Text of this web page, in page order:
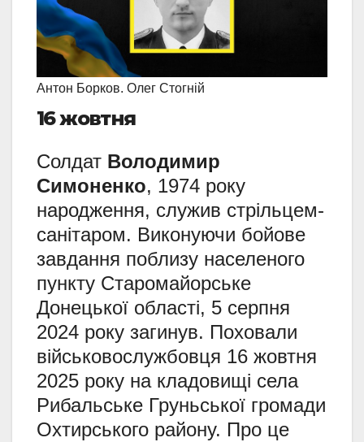
Антон Борков. Олег Стогній
16 жовтня
Солдат Володимир
Симоненко, 1974 року
народження, служив стрільцем-
санітаром. Виконуючи бойове
завдання поблизу населеного
пункту Старомайорське
Донецької області, 5 серпня
2024 року загинув. Поховали
військовослужбовця 16 жовтня
2025 року на кладовищі села
Рибальське Груньської громади
Охтирського району. Про це